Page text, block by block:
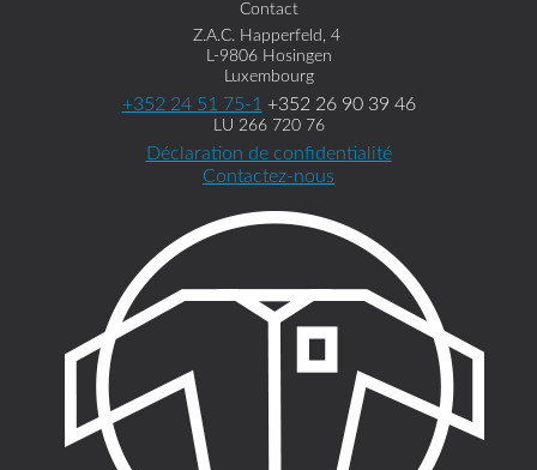
Contact
Z.A.C. Happerfeld, 4
L-9806 Hosingen
Luxembourg
+352 24 51 75-1 +352 26 90 39 46
LU 266 720 76
Déclaration de confidentialité
Contactez-nous